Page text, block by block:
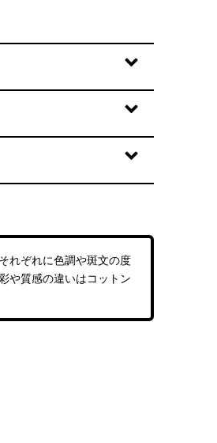
れぞれに色調や斑文の度
や質感の違いはコットン